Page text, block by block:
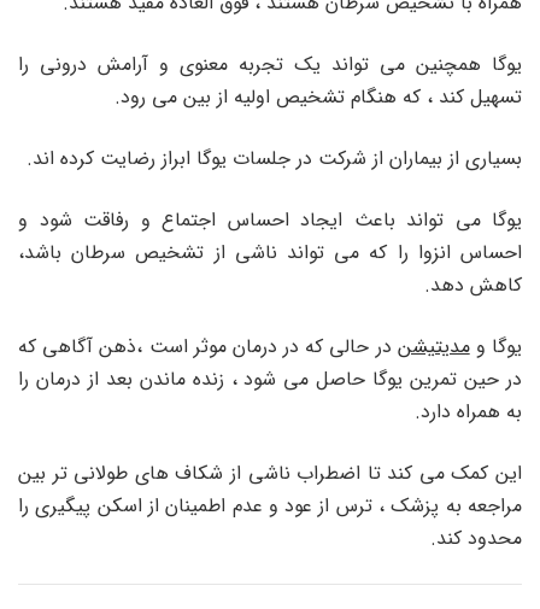
یوگا همچنین می تواند یک تجربه معنوی و آرامش درونی را
تسهیل کند ، که هنگام تشخیص اولیه از بین می رود.
بسیاری از بیماران از شرکت در جلسات یوگا ابراز رضایت کرده اند.
یوگا می تواند باعث ایجاد احساس اجتماع و رفاقت شود و
احساس انزوا را که می تواند ناشی از تشخیص سرطان باشد،
کاهش دهد.
یوگا ومدیتیشن در حالی که در درمان موثر است ،ذهن آگاهی که
در حین تمرین یوگا حاصل می شود ، زنده ماندن بعد از درمان را
به همراه دارد.
این کمک می کند تا اضطراب ناشی از شکاف های طولانی تر بین
مراجعه به پزشک ، ترس از عود و عدم اطمینان از اسکن پیگیری را
محدود کند.